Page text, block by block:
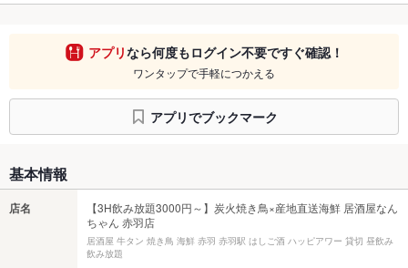
アプリなら何度もログイン不要ですぐ確認！
ワンタップで手軽につかえる
アプリでブックマーク
基本情報
店名
【3H飲み放題3000円～】炭火焼き鳥×産地直送海鮮 居酒屋なん
ちゃん 赤羽店
居酒屋 牛タン 焼き鳥 海鮮 赤羽 赤羽駅 はしご酒 ハッピアワー 貸切 昼飲み
飲み放題